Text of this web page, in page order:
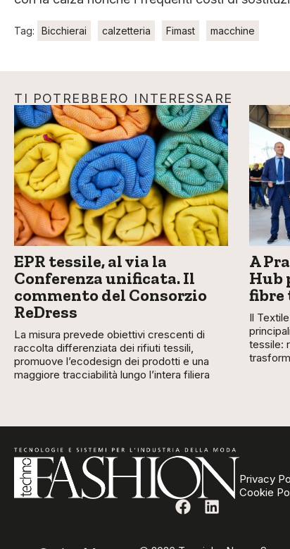
Tag: Bicchierai calzetteria Fimast macchine
TI POTREBBERO INTERESSARE
EPR tessile, al via la
Conferenza unificata. Il
commento del Consorzio
ReDress
La misura prevede obiettivi crescenti di
raccolta differenziata dei rifiuti tessili,
promuove l’ecodesign dei prodotti e una
maggiore tracciabilità lungo l’intera filiera
A
Hub
fibre
Il
tessile:
Privacy
Cookie